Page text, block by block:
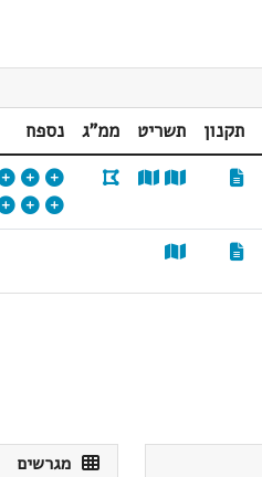
תקנון תשריט ממ"ג
נספח
מגרשים